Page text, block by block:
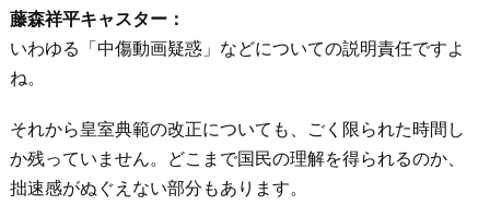
藤森祥平キャスター：
いわゆる「中傷動画疑惑」などについての説明責任ですよ
ね。
それから皇室典範の改正についても、ごく限られた時間し
か残っていません。どこまで国民の理解を得られるのか、
拙速感がぬぐえない部分もあります。